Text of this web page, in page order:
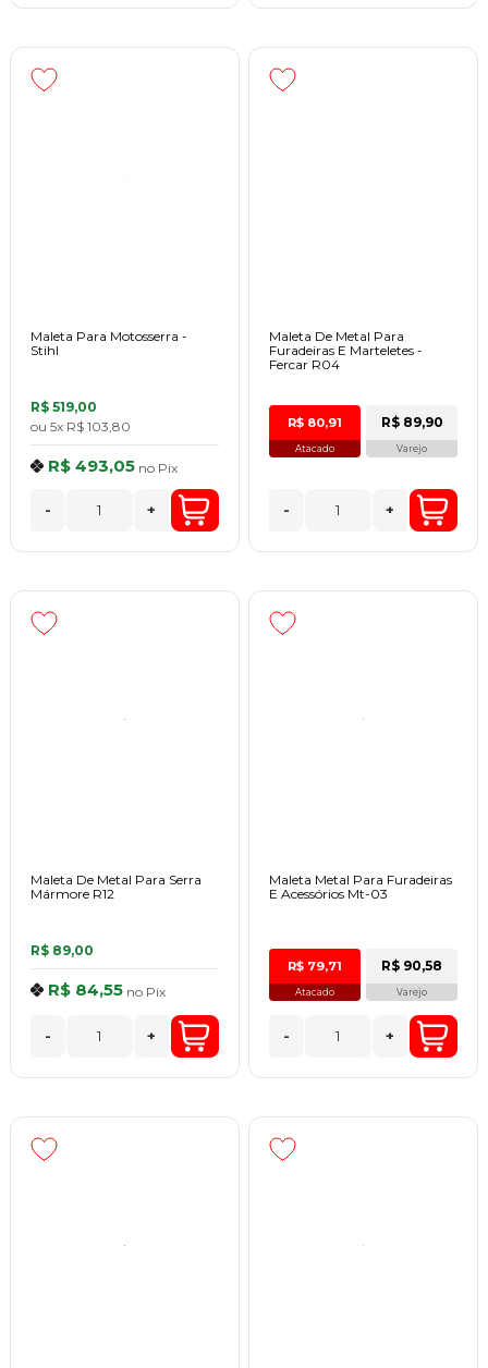
Maleta Para Motosserra -
Stihl
R$ 519,00
ou 5x R$ 103,80
R$ 493,05 no Pix
- +
Maleta De Metal Para
Furadeiras E Marteletes -
Fercar R04
R$ 80,91
Atacado
R$ 89,90
Varejo
- +
Maleta De Metal Para Serra
Mármore R12
R$ 89,00
R$ 84,55 no Pix
- +
Maleta Metal Para Furadeiras
E Acessórios Mt-03
R$ 79,71
Atacado
R$ 90,58
Varejo
- +